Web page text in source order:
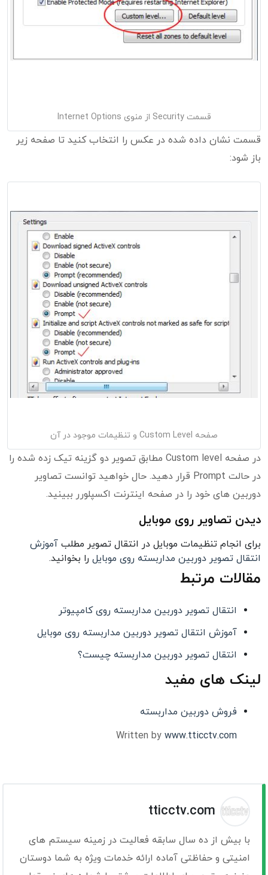
قسمت Security از منوی Internet Options
قسمت نشان داده شده در عکس را انتخاب کنید تا صفحه زیر
باز شود:
صفحه Custom Level و تنظیمات موجود در آن
در صفحه Custom level مطابق تصویر دو گزینه تیک زده شده را
در حالت Prompt قرار دهید. حال خواهید توانست تصاویر
دوربین های خود را در صفحه اینترنت اکسپلورر ببینید.
دیدن تصاویر روی موبایل
برای انجام تنظیمات موبایل در انتقال تصویر مطلب آموزش
انتقال تصویر دوربین مداربسته روی موبایل را بخوانید.
مقالات مرتبط
انتقال تصویر دوربین مداربسته روی کامپیوتر
آموزش انتقال تصویر دوربین مداربسته روی موبایل
انتقال تصویر دوربین مداربسته چیست؟
لینک های مفید
فروش دوربین مداربسته
Written by www.tticctv.com
tticctv.com
با بیش از ده سال سابقه فعالیت در زمینه سیستم های
امنیتی و حفاظتی آماده ارائه خدمات ویژه به شما دوستان